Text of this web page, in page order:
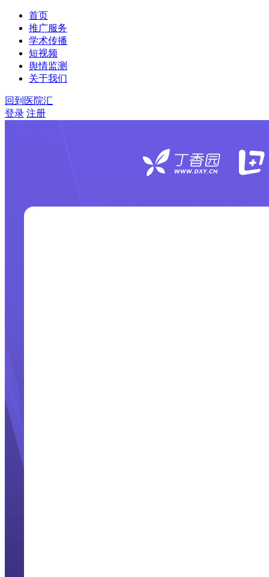
首页
推广服务
学术传播
短视频
舆情监测
关于我们
回到医院汇
登录 注册